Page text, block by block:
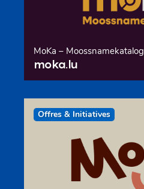
MoKa – Moossnamekatalog
moka.lu
Offres & Initiatives